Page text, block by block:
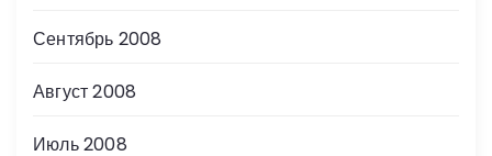
Сентябрь 2008
Август 2008
Июль 2008